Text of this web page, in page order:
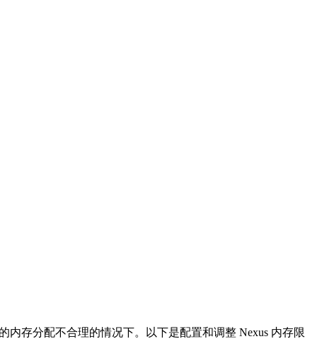
存分配不合理的情况下。以下是配置和调整 Nexus 内存限